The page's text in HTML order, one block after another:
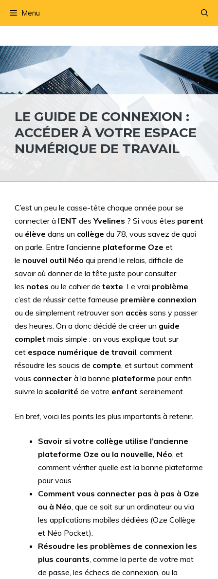
Menu
LE GUIDE DE CONNEXION :
ACCÉDER À VOTRE ESPACE
NUMÉRIQUE DE TRAVAIL
C’est un peu le casse-tête chaque année pour se
connecter à l’ENT desYvelines ? Si vous êtes parent
ou élève dans un collège du 78, vous savez de quoi
on parle. Entre l’ancienne plateforme Oze et
le nouvel outil Néo qui prend le relais, difficile de
savoir où donner de la tête juste pour consulter
les notes ou le cahier de texte. Le vrai problème,
c’est de réussir cette fameuse première connexion
ou de simplement retrouver son accès sans y passer
des heures. On a donc décidé de créer un guide
complet mais simple : on vous explique tout sur
cet espace numérique de travail, comment
résoudre les soucis de compte, et surtout comment
vous connecter à la bonne plateforme pour enfin
suivre la scolarité de votre enfant sereinement.
En bref, voici les points les plus importants à retenir.
Savoir si votre collège utilise l’ancienne
plateforme Oze ou la nouvelle, Néo, et
comment vérifier quelle est la bonne plateforme
pour vous.
Comment vous connecter pas à pas à Oze
ou à Néo, que ce soit sur un ordinateur ou via
les applications mobiles dédiées (Oze Collège
et Néo Pocket).
Résoudre les problèmes de connexion les
plus courants, comme la perte de votre mot
de passe, les échecs de connexion, ou la